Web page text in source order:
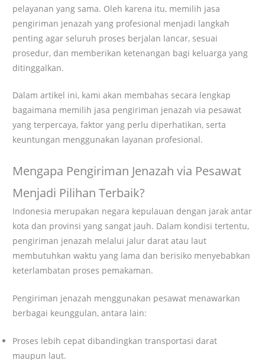
pelayanan yang sama. Oleh karena itu, memilih jasa
pengiriman jenazah yang profesional menjadi langkah
penting agar seluruh proses berjalan lancar, sesuai
prosedur, dan memberikan ketenangan bagi keluarga yang
ditinggalkan.
Dalam artikel ini, kami akan membahas secara lengkap
bagaimana memilih jasa pengiriman jenazah via pesawat
yang terpercaya, faktor yang perlu diperhatikan, serta
keuntungan menggunakan layanan profesional.
Mengapa Pengiriman Jenazah via Pesawat
Menjadi Pilihan Terbaik?
Indonesia merupakan negara kepulauan dengan jarak antar
kota dan provinsi yang sangat jauh. Dalam kondisi tertentu,
pengiriman jenazah melalui jalur darat atau laut
membutuhkan waktu yang lama dan berisiko menyebabkan
keterlambatan proses pemakaman.
Pengiriman jenazah menggunakan pesawat menawarkan
berbagai keunggulan, antara lain:
Proses lebih cepat dibandingkan transportasi darat
maupun laut.